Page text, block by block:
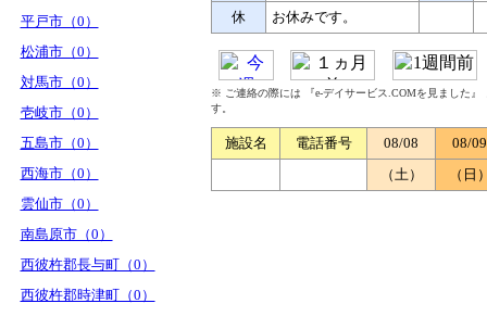
平戸市（0）
松浦市（0）
対馬市（0）
壱岐市（0）
五島市（0）
西海市（0）
雲仙市（0）
南島原市（0）
西彼杵郡長与町（0）
西彼杵郡時津町（0）
休
お休みです。
※ ご連絡の際には 『e-デイサービス.COMを見ました
す。
施設名 電話番号 08/08
08/09
（土）
（日